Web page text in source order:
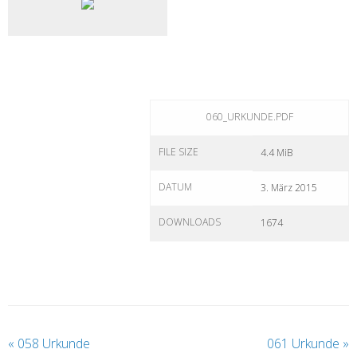
060_URKUNDE.PDF
FILE SIZE 4.4 MiB
DATUM 3. März 2015
DOWNLOADS 1674
« 058 Urkunde 061 Urkunde »